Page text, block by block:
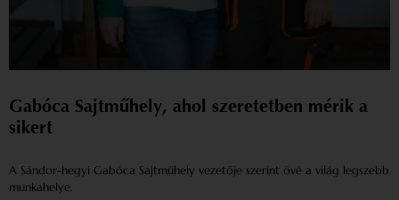
Gabóca Sajtműhely, ahol szeretetben mérik a
sikert
A Sándor-hegyi Gabóca Sajtműhely vezetője szerint övé a világ legszebb
munkahelye.